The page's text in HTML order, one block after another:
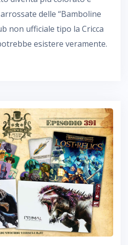
delle “Bamboline
non ufficiale tipo la Cricca
esistere veramente.